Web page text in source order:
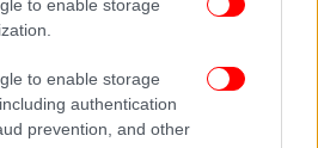
to enable storage
to enable storage
authentication
prevention, and other